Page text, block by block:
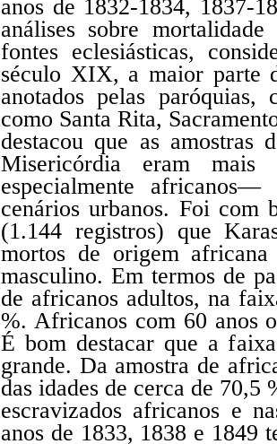
anos de 1832-1834, 1837-
análises sobre
fontes eclesiásticas,
século XIX, a maior parte
anotados pelas paróquias,
como Santa Rita,
destacou que as amostras
Misericórdia eram mais
especialmente
cenários urbanos. Foi com
(1.144 registros) que
mortos de origem
masculino. Em termos de
de africanos adultos, na
%. Africanos com 60 anos
É bom destacar que a
grande. Da amostra de
das idades de cerca de 70,5
escravizados africanos e
anos de 1833, 1838 e 1849